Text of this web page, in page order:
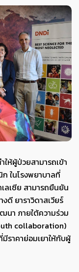
ให้ผู้ป่วยสามารถเข้า
ในโรงพยาบาลที่
เลเซีย สามารถยืนยัน
ดี ยาราวิดาสเวียร์
นา ภายใต้ความร่วม
collaboration)
ราคาย่อมเยาให้กับผู้